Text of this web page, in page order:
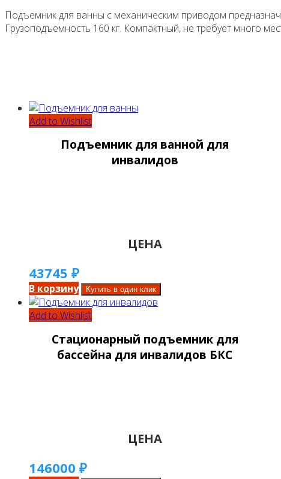
Подъемник для ванны с механическим приводом
Грузоподъемность 160 кг. Компактный, не требует много
Add to Wishlist
Подъемник для ванной для
инвалидов
ЦЕНА
43745 ₽
В корзину Купить в один клик
Add to Wishlist
Стационарный подъемник для
бассейна для инвалидов БКС
ЦЕНА
146000 ₽